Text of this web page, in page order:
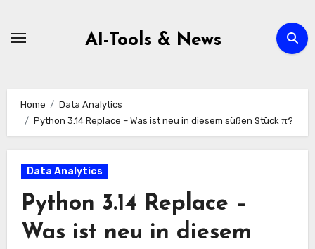
AI-Tools & News
Home
Data Analytics
Python 3.14 Replace – Was ist neu in diesem süßen Stück π?
Data Analytics
Python 3.14 Replace –
Was ist neu in diesem